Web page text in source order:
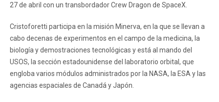
27 de abril con un transbordador Crew Dragon de SpaceX.
Cristoforetti participa en la misión Minerva, en la que se llevan a
cabo decenas de experimentos en el campo de la medicina, la
biología y demostraciones tecnológicas y está al mando del
USOS, la sección estadounidense del laboratorio orbital, que
engloba varios módulos administrados por la NASA, la ESA y las
agencias espaciales de Canadá y Japón.